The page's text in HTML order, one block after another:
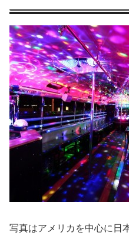
写真はアメリカを中心に日